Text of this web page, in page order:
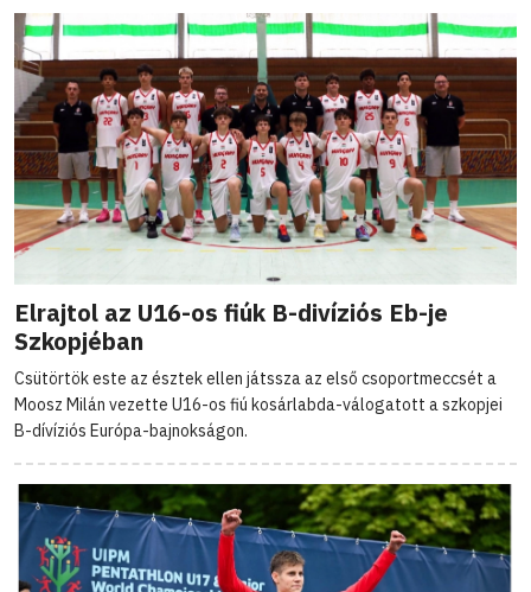
Elrajtol az U16-os fiúk B-divíziós Eb-je
Szkopjéban
Csütörtök este az észtek ellen játssza az első csoportmeccsét a
Moosz Milán vezette U16-os fiú kosárlabda-válogatott a szkopjei
B-dívíziós Európa-bajnokságon.